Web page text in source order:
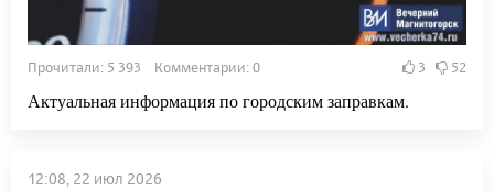
Прочитали: 5 393 Комментарии: 0 3 52
Актуальная информация по городским заправкам.
12:08, 22 июл 2026